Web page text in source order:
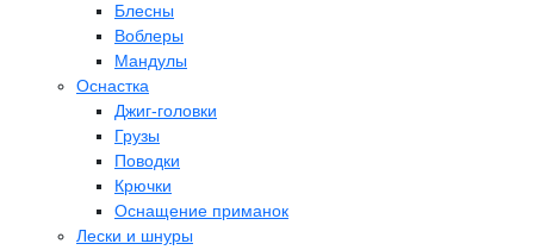
Блесны
Воблеры
Мандулы
Оснастка
Джиг-головки
Грузы
Поводки
Крючки
Оснащение приманок
Лески и шнуры